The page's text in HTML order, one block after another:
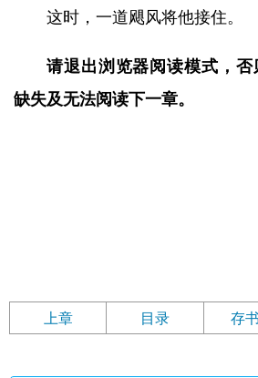
这时，一道飓风将他接住。
请退出浏览器阅读模式，
缺失及无法阅读下一章。
上章 目录 存